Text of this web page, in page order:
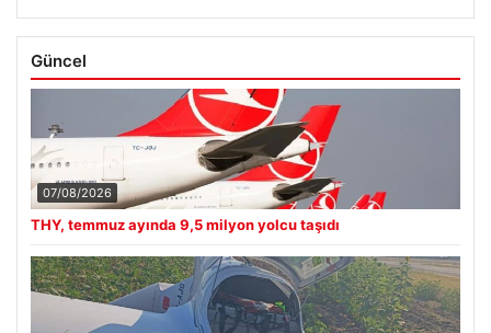
Güncel
07/08/2026
THY, temmuz ayında 9,5 milyon yolcu taşıdı